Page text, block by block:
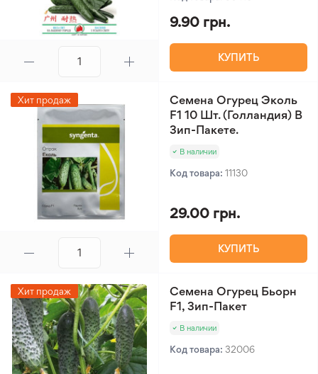
9.90 грн.
КУПИТЬ
Хит продаж
Семена Огурец Эколь
F1 10 Шт. (Голландия) В
Зип-Пакете.
В наличии
Код товара: 11130
29.00 грн.
КУПИТЬ
Хит продаж
Семена Огурец Бьорн
F1, Зип-Пакет
В наличии
Код товара: 32006